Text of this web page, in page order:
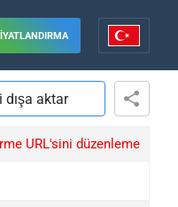
dışa aktar
URL'sini düzenleme